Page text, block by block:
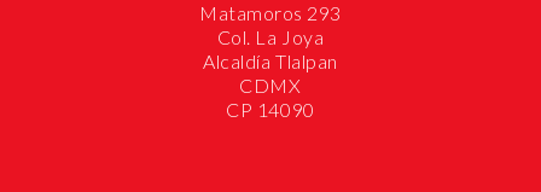
Matamoros 293
Col. La Joya
Alcaldía Tlalpan
CDMX
CP 14090